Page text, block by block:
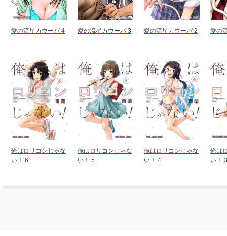
愛の流星カウーパ 4 愛の流星カウーパ 3 愛の流星カウーパ 2 愛の
俺はロリコンじゃな
い！ 6
俺はロリコンじゃな
い！ 5
俺はロリコンじゃな
い！ 4
俺は
い！ 3